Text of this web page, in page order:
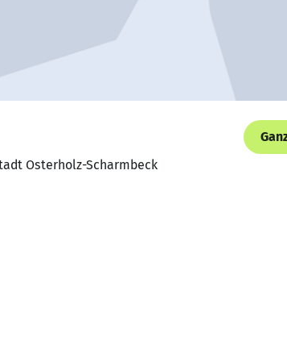
Osterholz-Scharmbeck